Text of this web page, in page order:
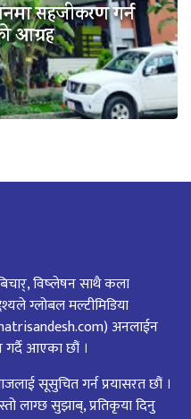
सहजीकरण गर्न
आग्रह
विष्लेषन साथै कला
ग्लोबल मल्टीमिडिया
अनलाईन
गर्दै आएका छौं ।
सूसुचित गर्न प्रयासरत छौं ।
लाग्छ सुझाब्, प्रतिकृया दिनु